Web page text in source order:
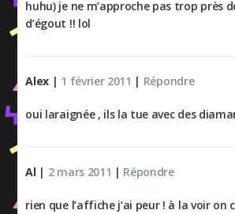
huhu) je ne m’approche pas trop près
d’égout !! lol
Alex | 1 février 2011 | Répondre
oui laraignée , ils la tue avec des
Al | 2 mars 2011 | Répondre
rien que l’affiche j’ai peur ! à la voir on